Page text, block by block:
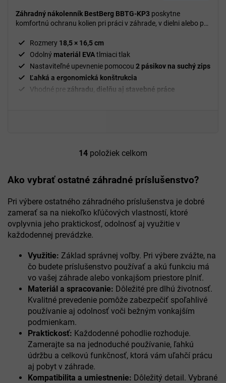
Záhradný nákolenník BestBerg BBTG-KP3 poskytne
komfortnú ochranu kolien pri práci v záhrade, v dielni alebo pri
Rozmery 18,5 × 16,5 cm
Odolný materiál EVAtlmiaci tlak
Nastaviteľné upevnenie pomocou 2 pásikov na suchý zips
Ľahká a ergonomická konštrukcia
Vhodné pre záhradu, dielňu aj stavebné práce
O
l
á
d
a
c
i
r
v
k
y
v
ý
p
s
u
14 položiek celkom
Ako vybrať ostatné záhradné príslušenstvo?
Pri výbere ostatného záhradného príslušenstva je dobré
zamerať sa na niekoľko kľúčových vlastností, ktoré
ovplyvnia jeho praktickosť, odolnosť aj využitie v
každodennej prevádzke.
Využitie: Základ správnej voľby. Pri výbere zvážte, na
čo budete príslušenstvo používať a akú funkciu má
vo vašej záhrade alebo vonkajšom priestore plniť.
Materiál a spracovanie: Dôležité pre dlhú životnosť.
Kvalitné prevedenie pomôže zabezpečiť spoľahlivé
používanie aj odolnosť voči bežným vonkajším
podmienkam.
Praktickosť: Každodenné pohodlie rozhoduje.
Zamerajte sa na jednoduché používanie, ľahkú
údržbu a celkovú funkčnosť, ktorá vám uľahčí prácu
aj pobyt v záhrade.
Kompatibilita a umiestnenie: Dôležitý detail. Vybrané